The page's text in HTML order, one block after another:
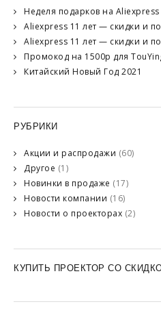
Неделя подарков на Aliexpress
Aliexpress 11 лет — скидки и
Aliexpress 11 лет — скидки и
Промокод на 1500р для
Китайский Новый Год 2021
РУБРИКИ
Акции и распродажи (60)
Другое (1)
Новинки в продаже (17)
Новости компании (16)
Новости о проекторах (2)
КУПИТЬ ПРОЕКТОР СО